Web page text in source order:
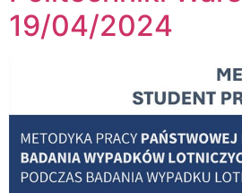
19/04/2024